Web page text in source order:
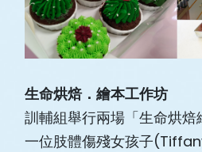
生命烘焙．繪本工作坊
訓輔組舉行兩場「生命烘
一位肢體傷殘女孩子